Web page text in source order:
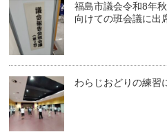
福島市議会令和8年
向けての班会議に出
わらじおどりの練習